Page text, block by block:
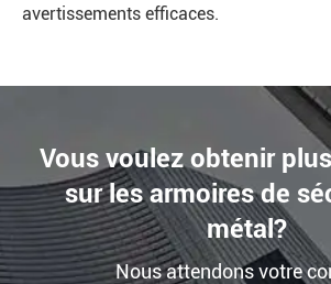
avertissements efficaces.
Vous voulez obtenir
sur les armoires de
métal?
Nous attendons votre